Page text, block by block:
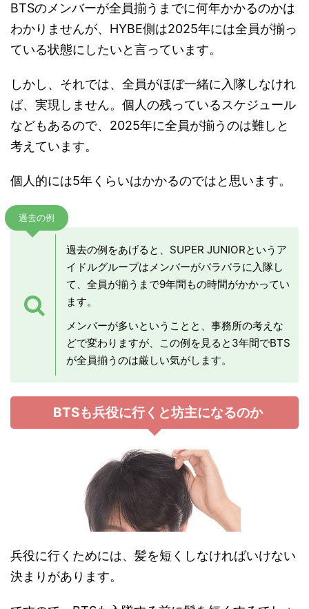
BTSのメンバーが全員揃うまでに何年かかるのかは
わかりませんが、HYBE側は2025年には全員が揃っ
ている状態にしたいと言っています。
しかし、それでは、全員がほぼ一緒に入隊しなけれ
ば、実現しません。個人の残っているスケジュール
などもあるので、2025年に全員が揃うのは難しと
考えています。
個人的には5年くらいはかかるのではと思います。
過去の例
過去の例をあげると、SUPER JUNIORというア
イドルグループはメンバーがバラバラに入隊し
て、全員が揃うまで9年間もの時間がかかってい
ます。
メンバーが多いということと、事務所の考えな
どで変わりますが、この例を見ると3年間でBTS
が全員揃うのは厳しい気がします。
BTSも兵役に行くと坊主になるのか
兵役に行くためには、髪を短くしなければいけない
決まりがあります。